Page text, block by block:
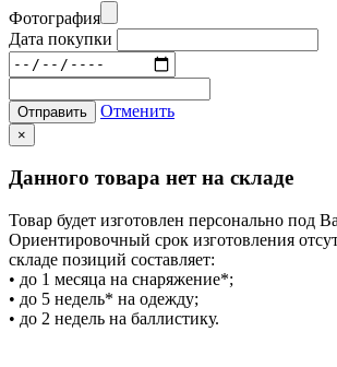
Фотография
Дата покупки
Отправить Отменить
×
Данного товара нет на складе
Товар будет изготовлен персонально под
Ориентировочный срок изготовления
складе позиций составляет:
• до 1 месяца на снаряжение*;
• до 5 недель* на одежду;
• до 2 недель на баллистику.